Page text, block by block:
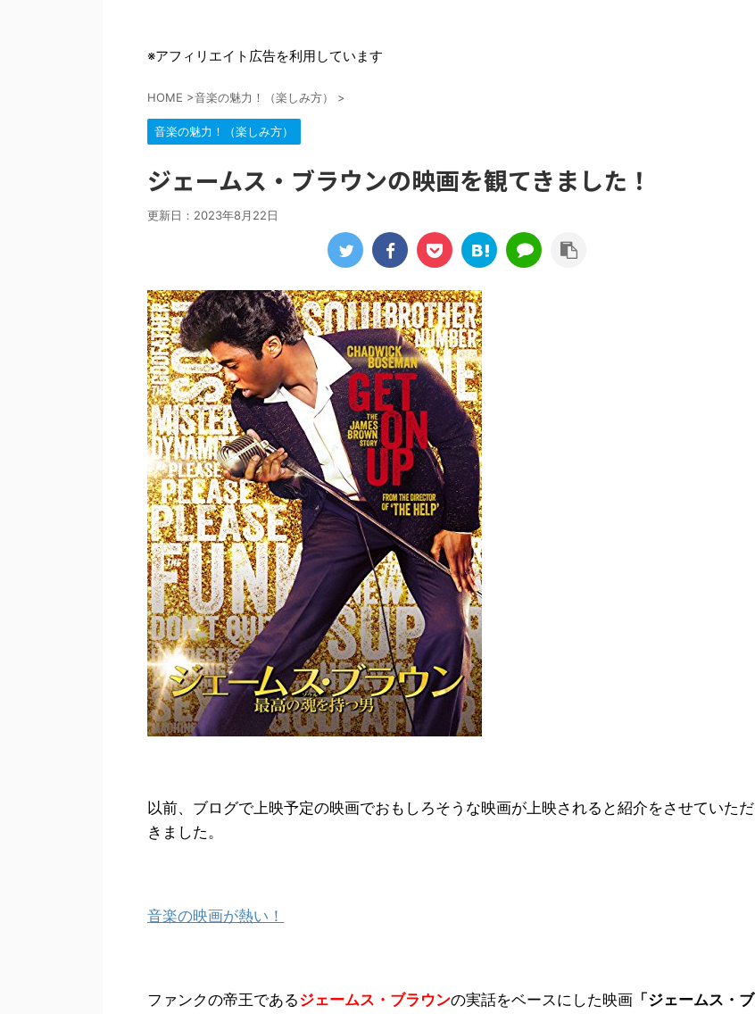
※アフィリエイト広告を利用しています
HOME >音楽の魅力！（楽しみ方） >
音楽の魅力！（楽しみ方）
ジェームス・ブラウンの映画を観てきました！
更新日： 2023年8月22日
以前、ブログで上映予定の映画でおもしろそうな映画が上映されると紹介をさせていただ
きました。
音楽の映画が熱い！
ファンクの帝王であるジェームス・ブラウンの実話をベースにした映画 「ジェームス・ブ